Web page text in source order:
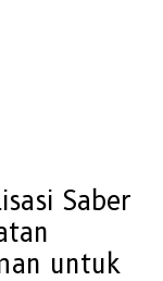
Saber
untuk